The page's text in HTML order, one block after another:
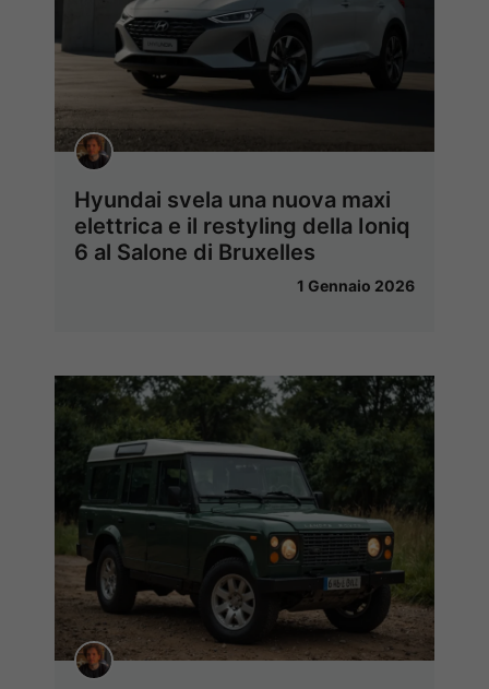
Hyundai svela una nuova maxi
elettrica e il restyling della Ioniq
6 al Salone di Bruxelles
1 Gennaio 2026